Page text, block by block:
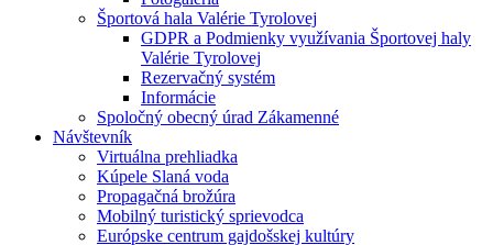
Športová hala Valérie Tyrolovej
GDPR a Podmienky využívania Športovej haly
Valérie Tyrolovej
Rezervačný systém
Informácie
Spoločný obecný úrad Zákamenné
Návštevník
Virtuálna prehliadka
Kúpele Slaná voda
Propagačná brožúra
Mobilný turistický sprievodca
Európske centrum gajdošskej kultúry